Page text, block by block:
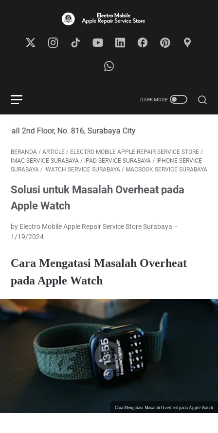
Floor, No. 816, Surabaya City
BERANDA / ARTICLE / ELECTRO MOBILE APPLE REPAIR SERVICE STORE /
IMAC SERVICE SURABAYA / IPAD SERVICE SURABAYA / IPHONE SERVICE
SURABAYA / IWATCH SERVICE SURABAYA / MACBOOK SERVICE SURABAYA
Solusi untuk Masalah Overheat pada
Apple Watch
by Electro Mobile Apple Repair Service Store Surabaya
1/19/2024
Cara Mengatasi Masalah Overheat
pada Apple Watch
Cara Mengatasi Masalah Overheat pada Apple Watch